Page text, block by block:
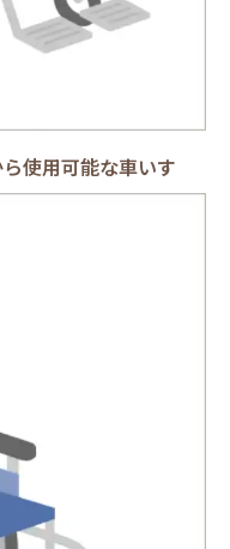
使用可能な車いす